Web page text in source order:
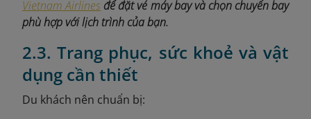
Vietnam Airlines để đặt vé máy bay và chọn chuyến bay
phù hợp với lịch trình của bạn.
2.3. Trang phục, sức khoẻ và vật
dụng cần thiết
Du khách nên chuẩn bị: